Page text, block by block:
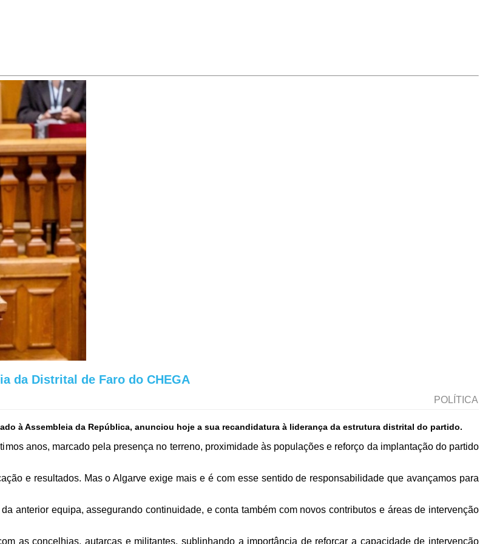
da Distrital de Faro do CHEGA
POLÍTICA
à Assembleia da República, anunciou hoje a sua recandidatura à liderança da estrutura distrital do partido.
anos, marcado pela presença no terreno, proximidade às populações e reforço da implantação do partido
e resultados. Mas o Algarve exige mais e é com esse sentido de responsabilidade que avançamos para
anterior equipa, assegurando continuidade, e conta também com novos contributos e áreas de intervenção
as concelhias, autarcas e militantes, sublinhando a importância de reforçar a capacidade de intervenção